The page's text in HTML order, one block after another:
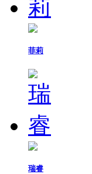
菲莉
瑞睿